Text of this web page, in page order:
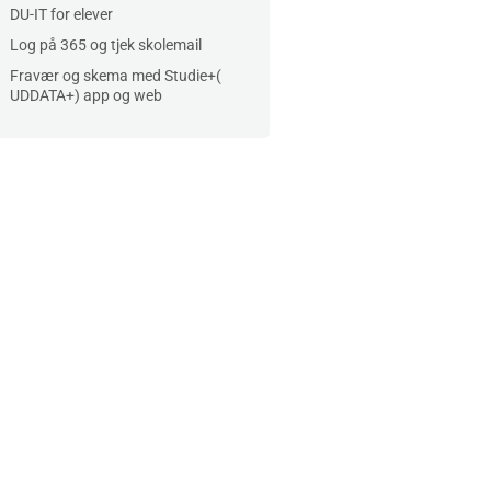
DU-IT for elever
Log på 365 og tjek skolemail
Fravær og skema med Studie+(
UDDATA+) app og web